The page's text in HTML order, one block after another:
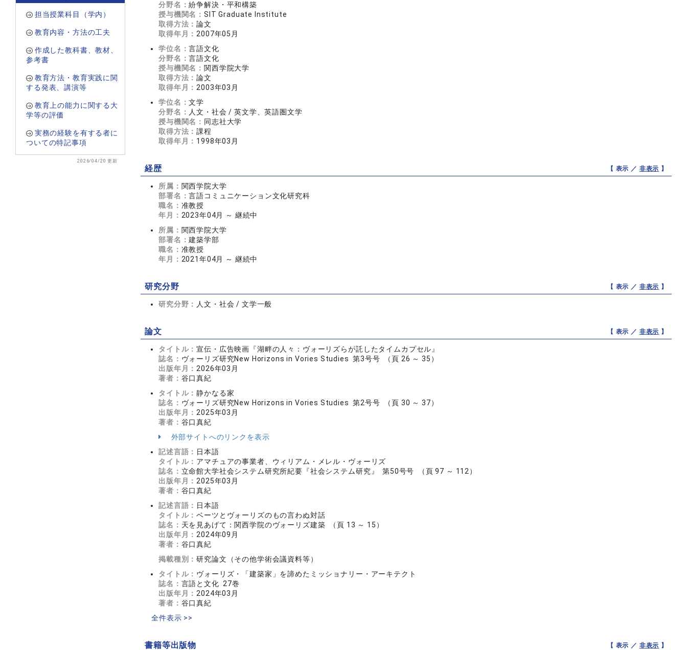
担当授業科目（学内）
教育内容・方法の工夫
作成した教科書、教材、
参考書
教育方法・教育実践に関
する発表、講演等
教育上の能力に関する大
学等の評価
実務の経験を有する者に
ついての特記事項
2026/04/20 更新
分野名：紛争解決・平和構築
授与機関名：SIT Graduate Institute
取得方法：論文
取得年月： 2007年05月
学位名：言語文化
分野名：言語文化
授与機関名： 関西学院大学
取得方法：論文
取得年月： 2003年03月
学位名：文学
分野名： 人文・社会 / 英文学、英語圏文学
授与機関名： 同志社大学
取得方法：課程
取得年月： 1998年03月
経歴 【 表示 ／ 非表示 】
所属： 関西学院大学
部署名：言語コミュニケーション文化研究科
職名： 准教授
年月： 2023年04月 ～ 継続中
所属： 関西学院大学
部署名：建築学部
職名： 准教授
年月： 2021年04月 ～ 継続中
研究分野 【 表示 ／ 非表示 】
研究分野： 人文・社会 / 文学一般
論文 【 表示 ／ 非表示 】
タイトル：宣伝・広告映画『湖畔の人々：ヴォーリズらが託したタイムカプセル』
誌名： ヴォーリズ研究New Horizons in Vories Studies 第3号号 （頁 26 ～ 35）
出版年月： 2026年03月
著者： 谷口真紀
タイトル：静かなる家
誌名： ヴォーリズ研究New Horizons in Vories Studies 第2号号 （頁 30 ～ 37）
出版年月： 2025年03月
著者： 谷口真紀
外部サイトへのリンクを表示
記述言語： 日本語
タイトル： アマチュアの事業者、ウィリアム・メレル・ヴォーリズ
誌名： 立命館大学社会システム研究所紀要『社会システム研究』 第50号号 （頁 97 ～ 112）
出版年月： 2025年03月
著者： 谷口真紀
記述言語： 日本語
タイトル：ベーツとヴォーリズのもの言わぬ対話
誌名： 天を見あげて：関西学院のヴォーリズ建築 （頁 13 ～ 15）
出版年月： 2024年09月
著者： 谷口真紀
掲載種別：研究論文（その他学術会議資料等）
タイトル： ヴォーリズ・「建築家」を諦めたミッショナリー・アーキテクト
誌名： 言語と文化 27巻
出版年月： 2024年03月
著者： 谷口真紀
全件表示 >>
書籍等出版物 【 表示 ／ 非表示 】